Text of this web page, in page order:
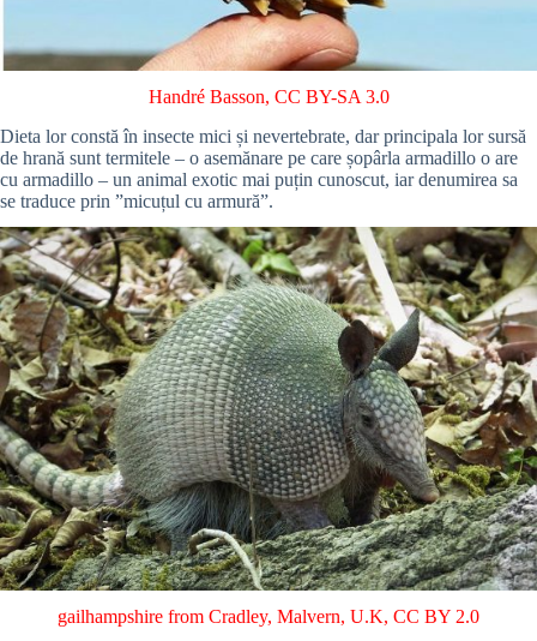
Handré Basson, CC BY-SA 3.0
Dieta lor constă în insecte mici și nevertebrate, dar principala lor sursă
de hrană sunt termitele – o asemănare pe care șopârla armadillo o are
cu armadillo – un animal exotic mai puțin cunoscut, iar denumirea sa
se traduce prin ”micuțul cu armură”.
gailhampshire from Cradley, Malvern, U.K, CC BY 2.0